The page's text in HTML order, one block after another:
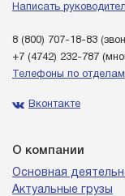
Написать
8 (800) 707-18-83
+7 (4742) 232-787
Телефоны по отделам
Вконтакте
О компании
Основная
Актуальные грузы